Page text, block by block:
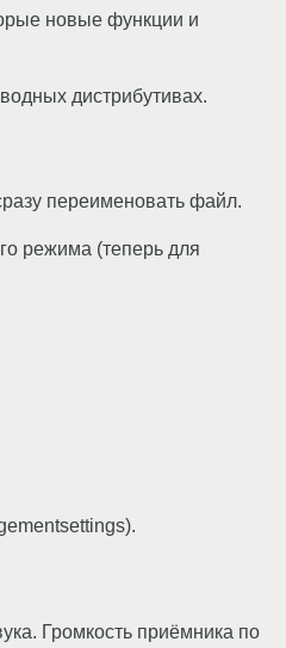
новые функции и
дистрибутивах.
переименовать файл.
режима (теперь для
Громкость приёмника по